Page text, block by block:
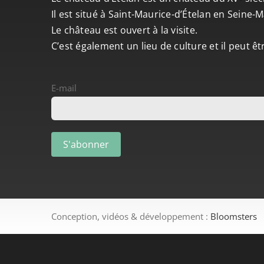
Il est situé à Saint-Maurice-d’Ételan en Seine-
Le château est ouvert à la visite.
C’est également un lieu de culture et il peut
E-mail
Conception, vidéos & développement : Bloomsters